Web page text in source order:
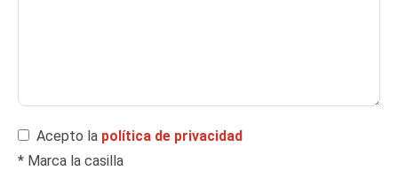
Acepto la política de privacidad
* Marca la casilla